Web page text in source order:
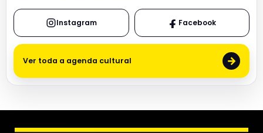
Instagram Facebook
Ver toda a agenda cultural →